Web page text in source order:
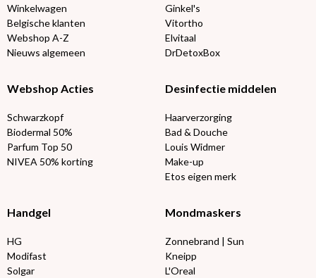
Winkelwagen
Belgische klanten
Webshop A-Z
Nieuws algemeen
Ginkel's
Vitortho
Elvitaal
DrDetoxBox
Webshop Acties
Schwarzkopf
Biodermal 50%
Parfum Top 50
NIVEA 50% korting
Desinfectie middelen
Haarverzorging
Bad & Douche
Louis Widmer
Make-up
Etos eigen merk
Handgel
HG
Modifast
Solgar
Mondmaskers
Zonnebrand | Sun
Kneipp
L'Oreal